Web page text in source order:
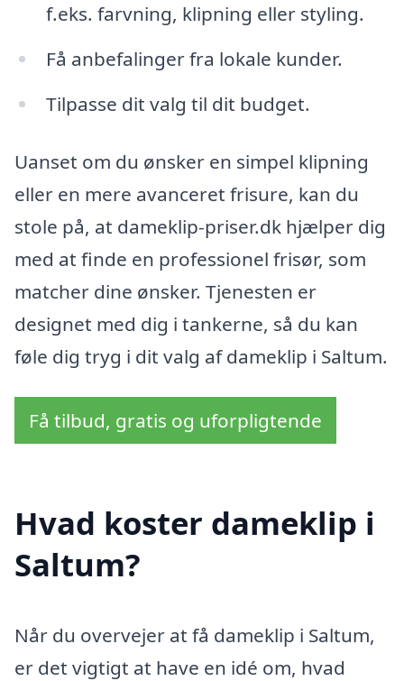
f.eks. farvning, klipning eller styling.
Få anbefalinger fra lokale kunder.
Tilpasse dit valg til dit budget.
Uanset om du ønsker en simpel klipning
eller en mere avanceret frisure, kan du
stole på, at dameklip-priser.dk hjælper dig
med at finde en professionel frisør, som
matcher dine ønsker. Tjenesten er
designet med dig i tankerne, så du kan
føle dig tryg i dit valg af dameklip i Saltum.
Få tilbud, gratis og uforpligtende
Hvad koster dameklip i
Saltum?
Når du overvejer at få dameklip i Saltum,
er det vigtigt at have en idé om, hvad